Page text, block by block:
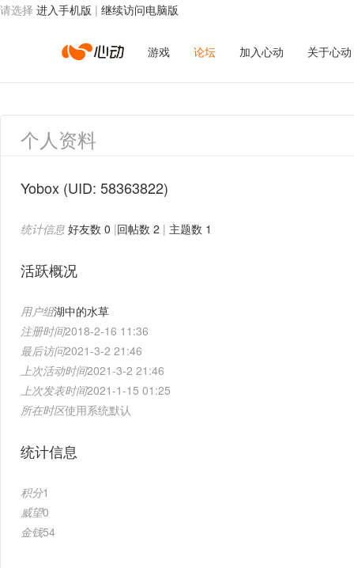
请选择 进入手机版 | 继续访问电脑版
心
动
络
游戏 论坛 加入心动 关于心动
个人资料
Yobox (UID: 58363822)
统计信息 好友数 0 |回帖数 2 | 主题数 1
活跃概况
用户组湖中的水草
注册时间2018-2-16 11:36
最后访问2021-3-2 21:46
上次活动时间2021-3-2 21:46
上次发表时间2021-1-15 01:25
所在时区使用系统默认
统计信息
积分1
威望0
金钱54